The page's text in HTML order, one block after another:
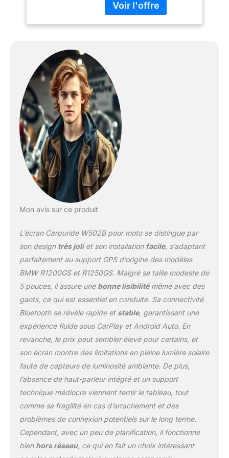
support de moto
votre smartphone à
l'écran tactile de votre
moto via Bluetooth, vous
pouvez accéder à la
navigation GPS, aux
appels téléphoniques, à
la lecture de musique,
aux messages texte, etc.
avec l'aide de Siri ou de
l'Assistant Google.
Remarque : Compatible
sous HarmonyOS.
【Bluetooth Double
Intégré】: L'écran
Carpuride W502b est
doté d'une connectivité
Bluetooth double
intégrée, associez l'écran
tactile CarPlay à votre
smartphone et à un
casque ou un casque
Bluetooth, vous pouvez
passer des appels en
mains libres ou profiter
préférée, sans enlever
votre casque. La
commodité de la
connexion Bluetooth
vous permet non
seulement de garder
Mon avis sur ce produit
L’écran Carpuride W502B pour moto se distingue par
son design très joliet son installation facile, s’adaptant
parfaitement au support GPS d’origine des modèles
BMW R1200GS et R1250GS. Malgré sa taille modeste de
5 pouces, il assure une bonne lisibilitémême avec des
gants, ce qui est essentiel en conduite. Sa connectivité
Bluetooth se révèle rapide et stable, garantissant une
expérience fluide sous CarPlay et Android Auto. En
revanche, le prix peut sembler élevé pour certains, et
son écran montre des limitations en pleine lumière solaire
faute de capteurs de luminosité ambiante. De plus,
l’absence de haut-parleur intégré et un support
technique médiocre viennent ternir le tableau, tout
comme sa fragilité en cas d’arrachement et des
problèmes de connexion potentiels sur le long terme.
Cependant, avec un peu de planification, il fonctionne
bien hors réseau, ce qui en fait un choix intéressant